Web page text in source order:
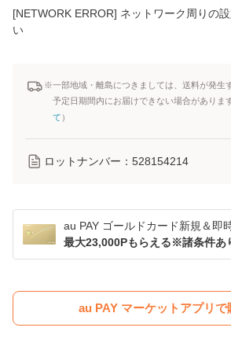
[NETWORK ERROR] ネットワーク周りの
い
※一部地域・離島につきましては、送料が発生
予定日期間内にお届けできない場合がありま
て ）
ロットナンバー： 528154214
au PAY ゴールドカード新規＆即
最大23,000Pもらえる※諸条件あ
au PAY マーケットアプリで